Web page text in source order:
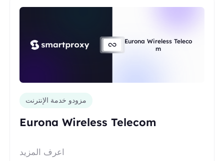
Eurona Wireless Teleco
m
مزودو خدمة الإنترنت
Eurona Wireless Telecom
اعرف المزيد